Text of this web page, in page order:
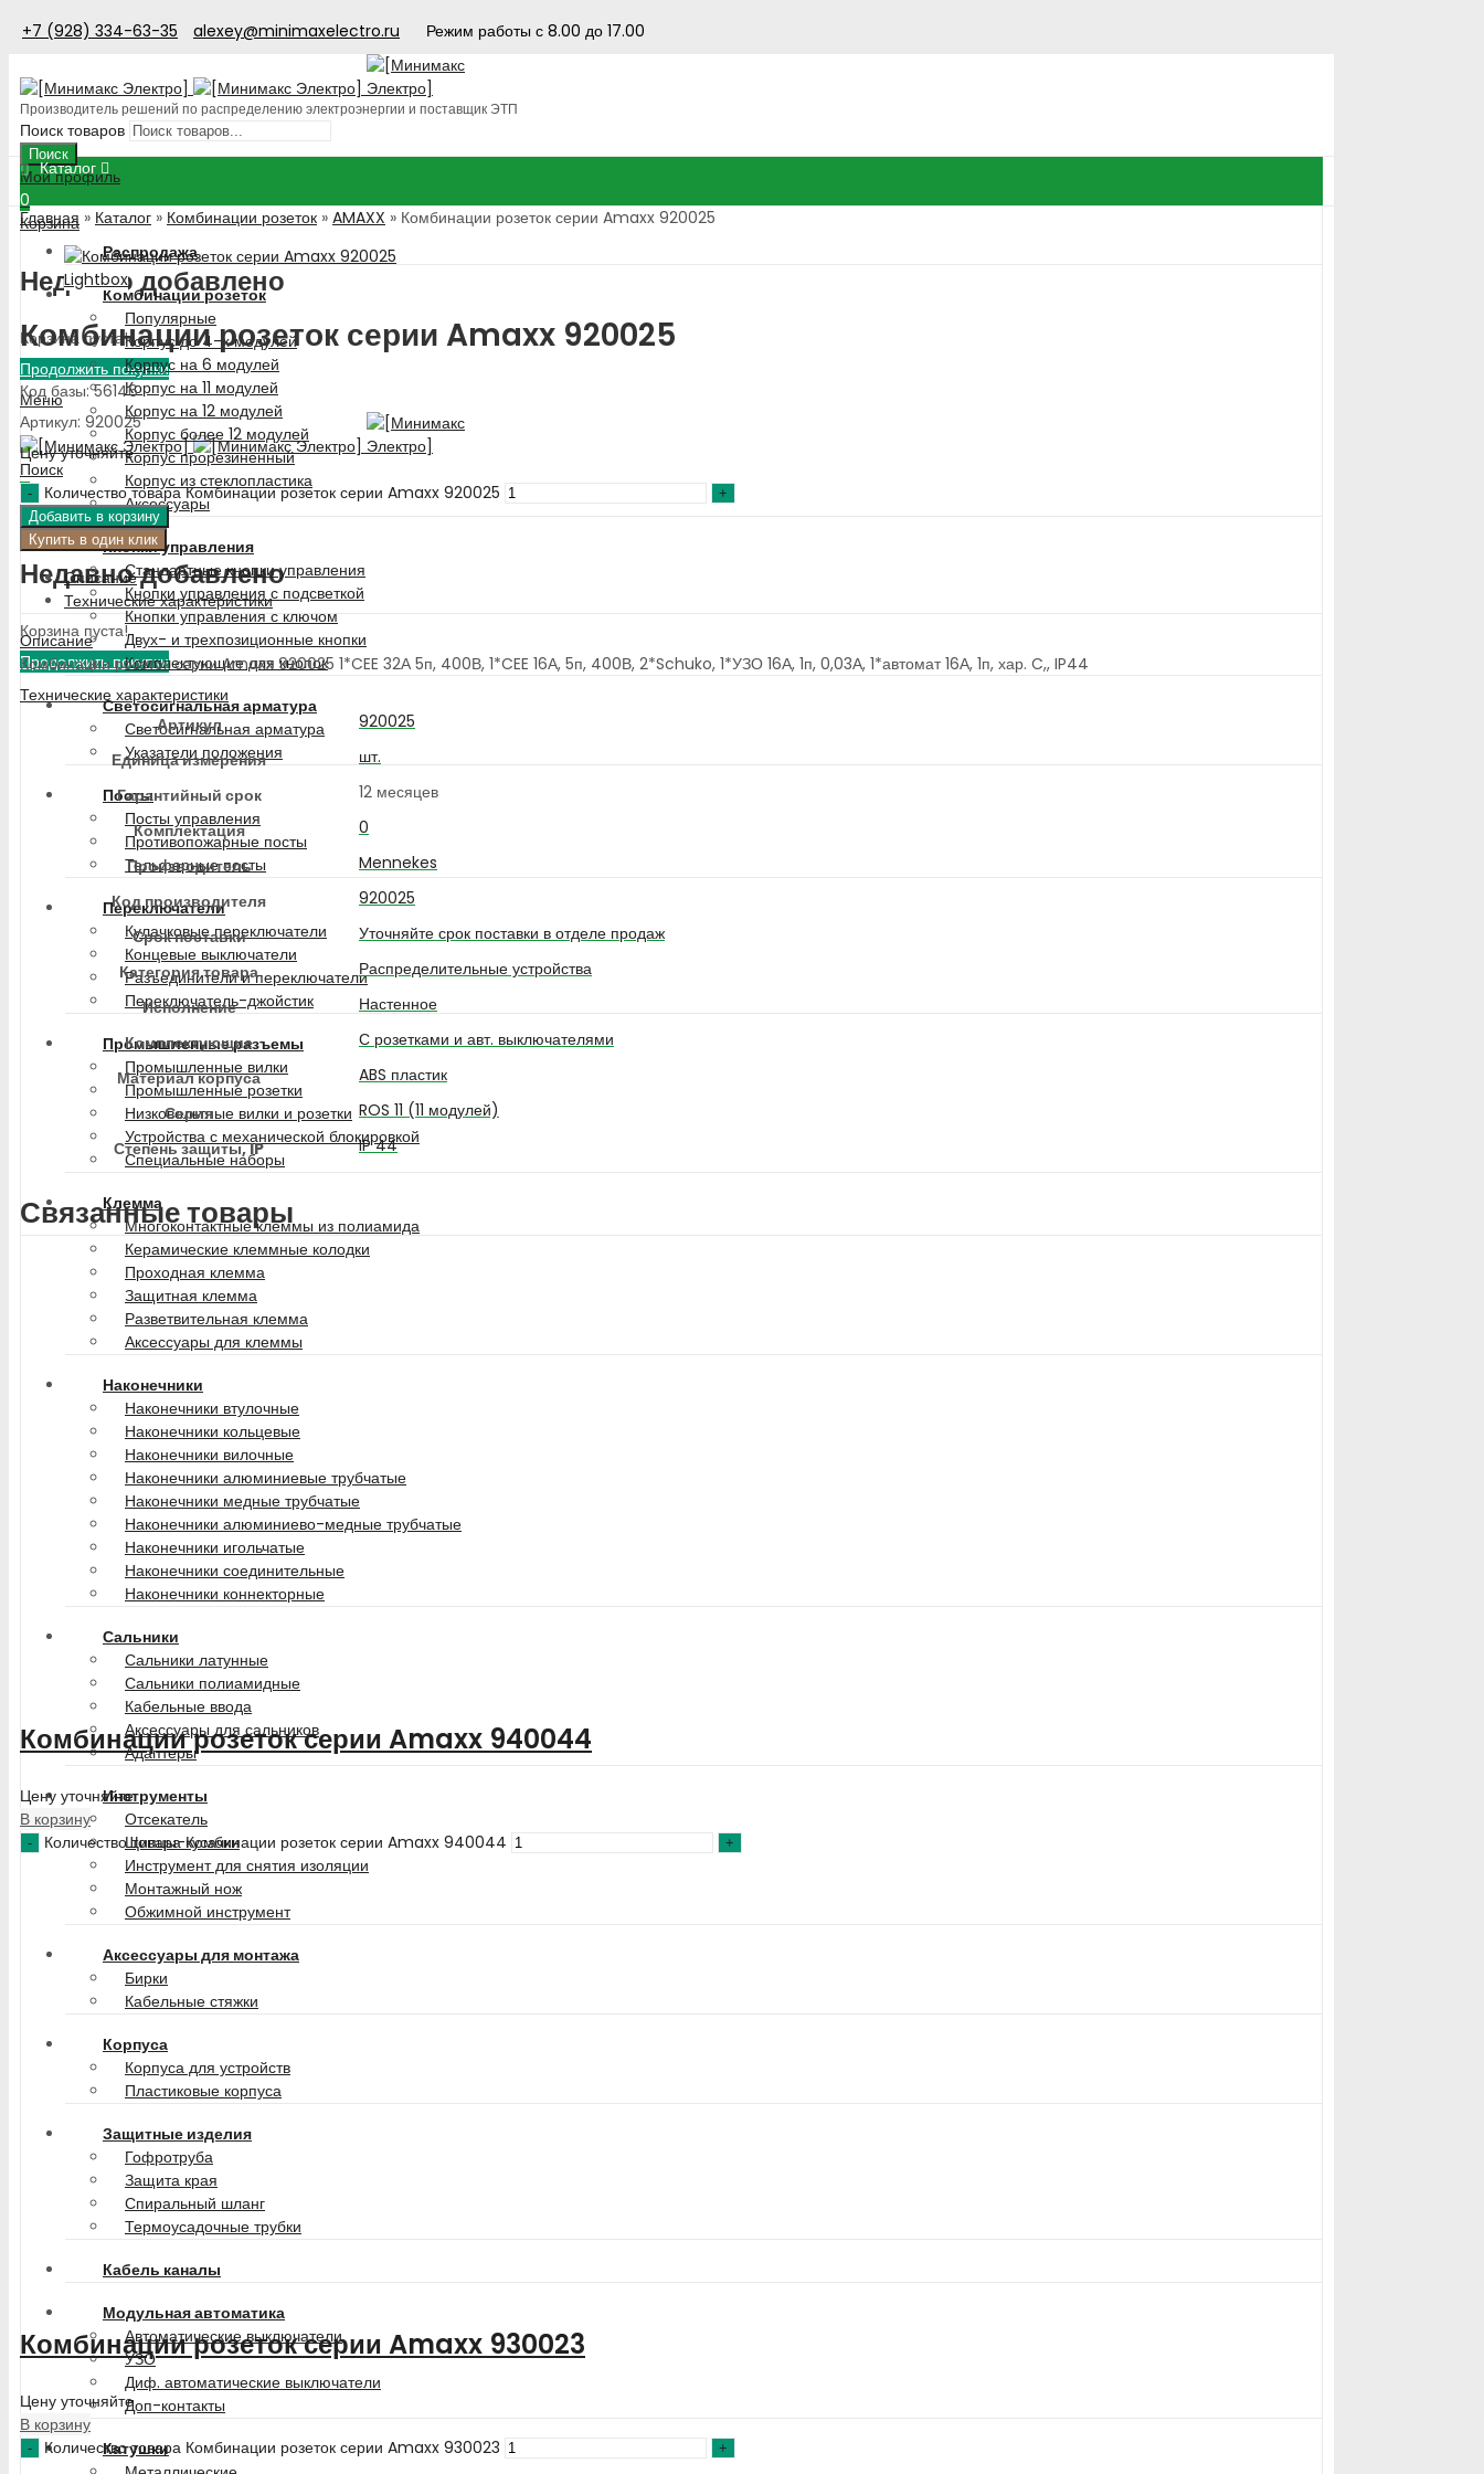
+7 (928) 334-63-35 alexey@minimaxelectro.ru Режим работы с 8.00 до 17.00
Производитель решений по распределению электроэнергии и поставщик ЭТП
Поиск товаров
Поиск
Мой профиль
0
Корзина
Недавно добавлено
Корзина пуста!
Продолжить покупки
Меню
Поиск
0
Корзина
Недавно добавлено
Корзина пуста!
Продолжить покупки
Каталог
Распродажа
Комбинации розеток
Популярные
Корпус до 4-х модулей
Корпус на 6 модулей
Корпус на 11 модулей
Корпус на 12 модулей
Корпус более 12 модулей
Корпус прорезиненный
Корпус из стеклопластика
Аксессуары
Кнопки управления
Стандартные кнопки управления
Кнопки управления с подсветкой
Кнопки управления с ключом
Двух- и трехпозиционные кнопки
Комплектующие для кнопок
Светосигнальная арматура
Светосигнальная арматура
Указатели положения
Посты
Посты управления
Противопожарные посты
Тельферные посты
Переключатели
Кулачковые переключатели
Концевые выключатели
Разъединители и переключатели
Переключатель-джойстик
Промышленные разъемы
Промышленные вилки
Промышленные розетки
Низковольтные вилки и розетки
Устройства с механической блокировкой
Специальные наборы
Клемма
Многоконтактные клеммы из полиамида
Керамические клеммные колодки
Проходная клемма
Защитная клемма
Разветвительная клемма
Аксессуары для клеммы
Наконечники
Наконечники втулочные
Наконечники кольцевые
Наконечники вилочные
Наконечники алюминиевые трубчатые
Наконечники медные трубчатые
Наконечники алюминиево-медные трубчатые
Наконечники игольчатые
Наконечники соединительные
Наконечники коннекторные
Сальники
Сальники латунные
Сальники полиамидные
Кабельные ввода
Аксессуары для сальников
Адаптеры
Инструменты
Отсекатель
Щипцы-кусачки
Инструмент для снятия изоляции
Монтажный нож
Обжимной инструмент
Аксессуары для монтажа
Бирки
Кабельные стяжки
Корпуса
Корпуса для устройств
Пластиковые корпуса
Защитные изделия
Гофротруба
Защита края
Спиральный шланг
Термоусадочные трубки
Кабель каналы
Модульная автоматика
Автоматические выключатели
УЗО
Диф. автоматические выключатели
Доп-контакты
Катушки
Главная » Каталог » Комбинации розеток » AMAXX » Комбинации розеток серии Amaxx 920025
Lightbox
Комбинации розеток серии Amaxx 920025
Код базы: 56146
Артикул: 920025
Цену уточняйте
Количество товара Комбинации розеток серии Amaxx 920025
Добавить в корзину
Купить в один клик
Описание
Технические характеристики
Описание
Комбинации розеток серии Amaxx 920025 1*CEE 32А 5п, 400В, 1*CEE 16А, 5п, 400В, 2*Schuko, 1*УЗО 16А, 1п, 0,03А, 1*автомат 16А, 1п, хар. C,, IP44
Технические характеристики
Артикул
920025
Единица измерения
шт.
Гарантийный срок
12 месяцев
Комплектация
0
Производитель
Mennekes
Код производителя
920025
Срок поставки
Уточняйте срок поставки в отделе продаж
Категория товара
Распределительные устройства
Исполнение
Настенное
Комплектующие
С розетками и авт. выключателями
Материал корпуса
ABS пластик
Серия
ROS 11 (11 модулей)
Степень защиты, IP
IP 44
Связанные товары
Комбинации розеток серии Amaxx 940044
Цену уточняйте
В корзину
Количество товара Комбинации розеток серии Amaxx 940044
Комбинации розеток серии Amaxx 930023
Цену уточняйте
В корзину
Количество товара Комбинации розеток серии Amaxx 930023